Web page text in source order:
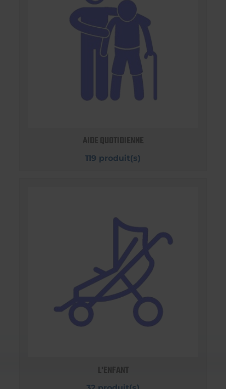
AIDE QUOTIDIENNE
119 produit(s)
L'ENFANT